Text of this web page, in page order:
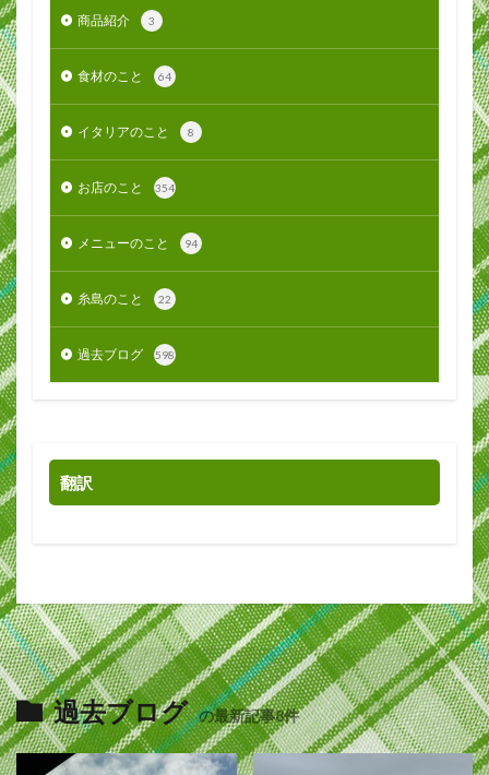
商品紹介 3
食材のこと 64
イタリアのこと 8
お店のこと 354
メニューのこと 94
糸島のこと 22
過去ブログ 598
翻訳
過去ブログ の最新記事8件